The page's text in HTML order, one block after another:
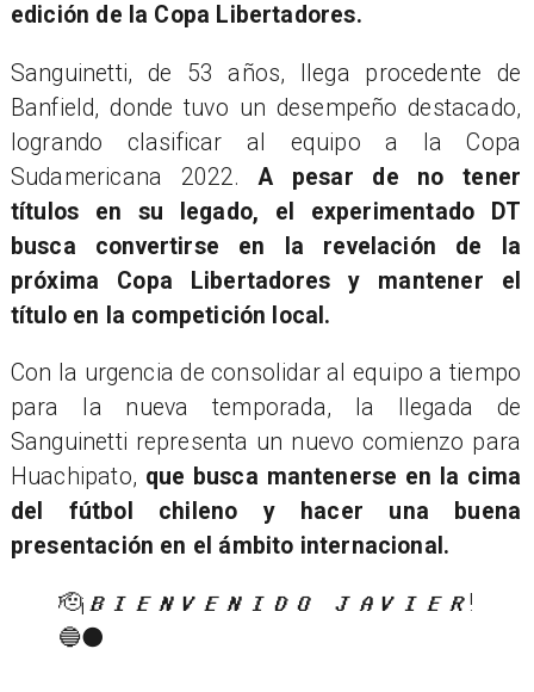
edición de la Copa Libertadores.
Sanguinetti, de 53 años, llega procedente de
Banfield, donde tuvo un desempeño destacado,
logrando clasificar al equipo a la Copa
Sudamericana 2022.A pesar de no tener
títulos en su legado, el experimentado DT
busca convertirse en la revelación de la
próxima Copa Libertadores y mantener el
título en la competición local.
Con la urgencia de consolidar al equipo a tiempo
para la nueva temporada, la llegada de
Sanguinetti representa un nuevo comienzo para
Huachipato, que busca mantenerse en la cima
del fútbol chileno y hacer una buena
presentación en el ámbito internacional.
🫡¡𝑩𝑰𝑬𝑵𝑽𝑬𝑵𝑰𝑫𝑶 𝑱𝑨𝑽𝑰𝑬𝑹!
🔵⚫️